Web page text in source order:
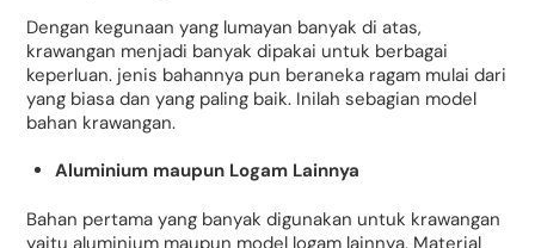
Dengan kegunaan yang lumayan banyak di atas,
krawangan menjadi banyak dipakai untuk berbagai
keperluan. jenis bahannya pun beraneka ragam mulai dari
yang biasa dan yang paling baik. Inilah sebagian model
bahan krawangan.
Aluminium maupun Logam Lainnya
Bahan pertama yang banyak digunakan untuk krawangan
yaitu aluminium maupun model logam lainnya. Material